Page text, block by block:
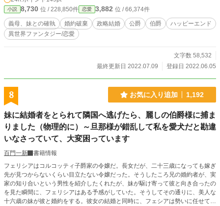
小説 8,730 位 / 228,850件 恋愛 3,882 位 / 66,374件
義母、妹との確執 婚約破棄 政略結婚 公爵 伯爵
ハッピーエンド
異世界ファンタジー/恋愛
文字数 58,532
最終更新日 2022.07.09
登録日 2022.06.05
8 お気に入り追加 1,192
妹に結婚者をとられて隣国へ逃げたら、麗しの伯爵様に捕ま
りました（物理的に）～旦那様が錯乱して私を愛犬だと勘違
いなさっていて、大変困っています
百門一新
書籍情報
フェリシアはコルコッティ子爵家の令嬢だ。長女だが、二十三歳になっても嫁ぎ
先が見つからないくらい目立たない令嬢だった。そうしたころ兄の婚約者が、実
家の知り合いという男性を紹介したくれたが、妹が駆け寄って彼と向き合ったの
を見た瞬間に、フェリシアはある予感がしていた。そうしてその通りに、美人な
十六歳の妹が彼と婚約をする。彼女の結婚と同時に、フェシアは勢いに任せて家